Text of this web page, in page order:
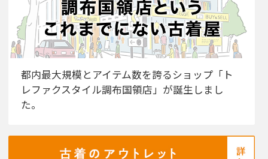
都内最大規模とアイテム数を誇るショップ「ト
レファクスタイル調布国領店」が誕生しまし
た。